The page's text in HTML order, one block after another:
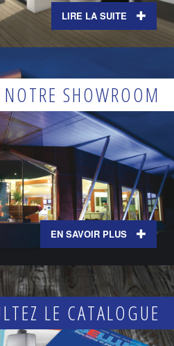
LIRE LA SUITE
SHOWROOM
EN SAVOIR PLUS
LE CATALOGUE